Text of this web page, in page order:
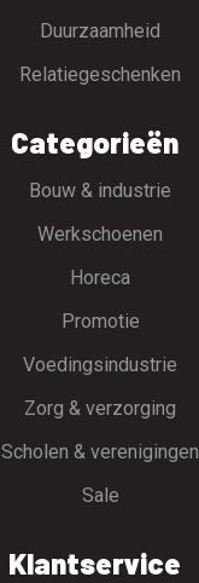
Duurzaamheid
Relatiegeschenken
Categorieën
Bouw & industrie
Werkschoenen
Horeca
Promotie
Voedingsindustrie
Zorg & verzorging
Scholen & verenigingen
Sale
Klantservice